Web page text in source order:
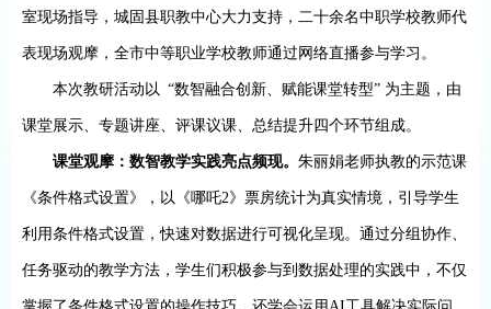
室现场指导，城固县职教中心大力支持，二十余名中职学校教师代
表现场观摩，全市中等职业学校教师通过网络直播参与学习。
本次教研活动以 “数智融合创新、赋能课堂转型” 为主题，由
课堂展示、专题讲座、评课议课、总结提升四个环节组成。
课堂观摩：数智教学实践亮点频现。朱丽娟老师执教的示范课
《条件格式设置》，以《哪吒2》票房统计为真实情境，引导学生
利用条件格式设置，快速对数据进行可视化呈现。通过分组协作、
任务驱动的教学方法，学生们积极参与到数据处理的实践中，不仅